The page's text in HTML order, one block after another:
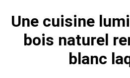
Une cuisine
bois naturel
blanc